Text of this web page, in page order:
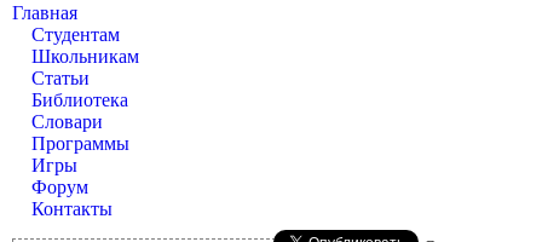
Главная
Студентам
Школьникам
Статьи
Библиотека
Словари
Программы
Игры
Форум
Контакты